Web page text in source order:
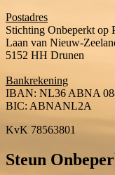
Postadres
Stichting Onbeperkt op
Laan van Nieuw-
5152 HH Drunen
Bankrekening
IBAN: NL36 ABNA
BIC: ABNANL2A
KvK 78563801
Steun